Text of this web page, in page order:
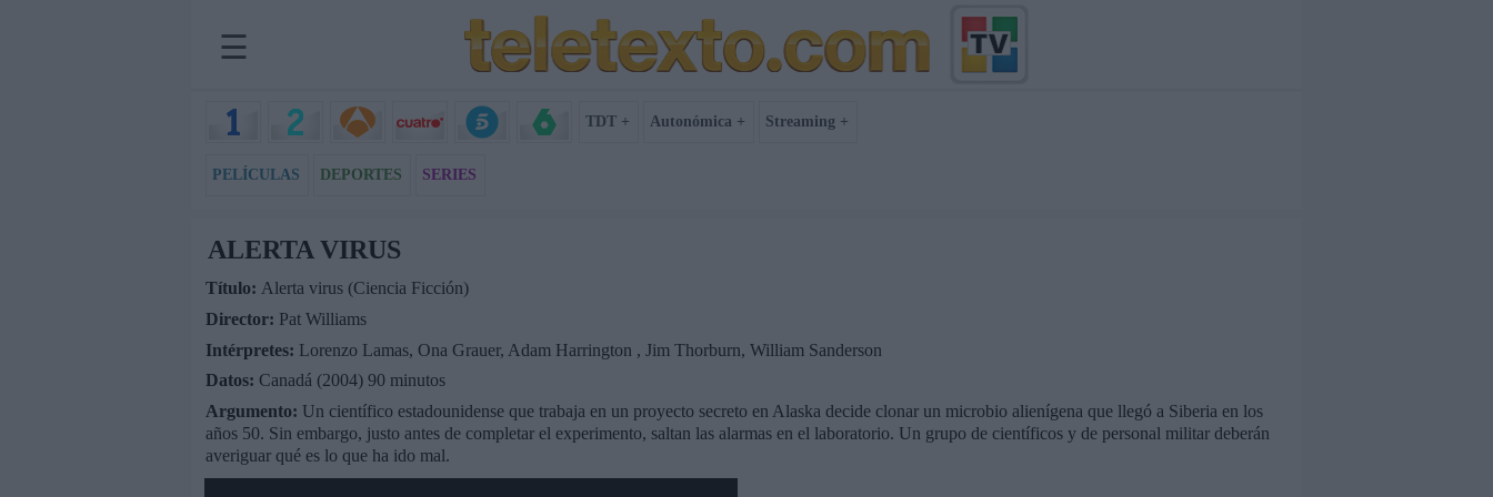
☰
TDT + Autonómica + Streaming +
PELÍCULAS DEPORTES SERIES
ALERTA VIRUS
Título: Alerta virus (Ciencia Ficción)
Director: Pat Williams
Intérpretes: Lorenzo Lamas, Ona Grauer, Adam Harrington , Jim Thorburn, William Sanderson
Datos: Canadá (2004) 90 minutos
Argumento: Un científico estadounidense que trabaja en un proyecto secreto en Alaska decide clonar un microbio alienígena que llegó a Siberia en los
años 50. Sin embargo, justo antes de completar el experimento, saltan las alarmas en el laboratorio. Un grupo de científicos y de personal militar deberán
averiguar qué es lo que ha ido mal.